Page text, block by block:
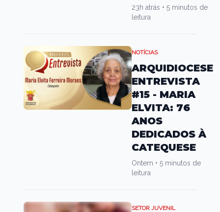
23h atrás • 5 minutos de
leitura
NOTÍCIAS
ARQUIDIOCESE
ENTREVISTA
#15 - MARIA
ELVITA: 76
ANOS
DEDICADOS À
CATEQUESE
Ontem • 5 minutos de
leitura
SETOR JUVENIL